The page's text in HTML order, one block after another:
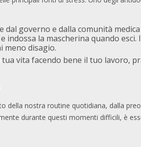
dal governo e dalla comunità
indossa la mascherina quando
meno disagio.
vita facendo bene il tuo lavoro,
della nostra routine quotidiana, dalla
durante questi momenti difficili, è